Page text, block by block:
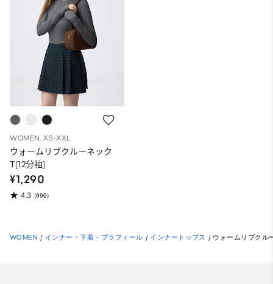
WOMEN, XS-XXL
ウォームリブクルーネック
T(12分袖)
¥1,290
4.3 (996)
WOMEN / インナー・下着・ブラフィール / インナートップス / ウォームリブクル